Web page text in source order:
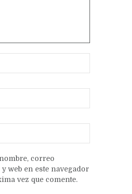
correo
web en este navegador
vez que comente.